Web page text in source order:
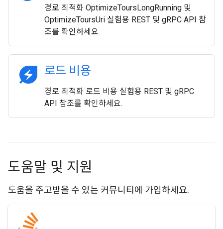
경로 최적화 OptimizeToursLongRunning 및
OptimizeToursUri 실험용 REST 및 gRPC API 참
조를 확인하세요.
energy_savings_leaf 로드 비용
경로 최적화 로드 비용 실험용 REST 및 gRPC
API 참조를 확인하세요.
도움말 및 지원
도움을 주고받을 수 있는 커뮤니티에 가입하세요.